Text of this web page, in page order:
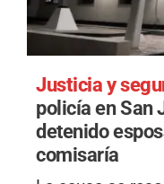
Justicia y
policía en San
detenido
comisaría